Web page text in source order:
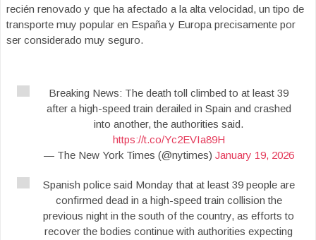
recién renovado y que ha afectado a la alta velocidad, un tipo de
transporte muy popular en España y Europa precisamente por
ser considerado muy seguro.
Breaking News: The death toll climbed to at least 39
after a high-speed train derailed in Spain and crashed
into another, the authorities said.
https://t.co/Yc2EVIa89H
— The New York Times (@nytimes) January 19, 2026
Spanish police said Monday that at least 39 people are
confirmed dead in a high-speed train collision the
previous night in the south of the country, as efforts to
recover the bodies continue with authorities expecting